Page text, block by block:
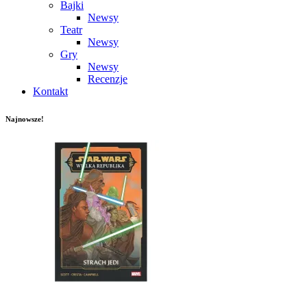
Bajki
Newsy
Teatr
Newsy
Gry
Newsy
Recenzje
Kontakt
Najnowsze!